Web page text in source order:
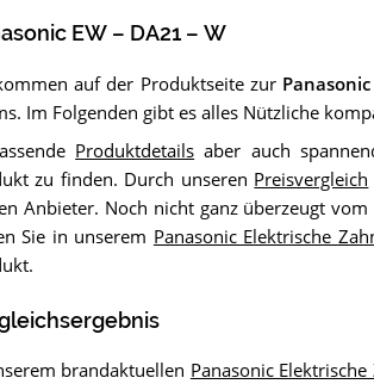
EW – DA21 – W
auf der Produktseite zur
Im Folgenden gibt es alles Nützliche
Produktdetails aber auch
zu finden. Durch unseren Preisvergleich
Anbieter. Noch nicht ganz überzeugt
Sie in unserem Panasonic Elektrische
brandaktuellen Panasonic